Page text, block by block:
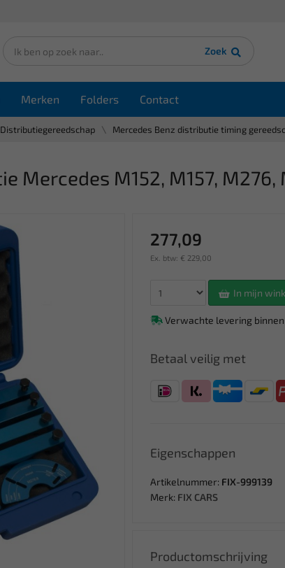
Zoek
Merken Folders Contact
Distributiegereedschap Mercedes Benz distributie timing
Mercedes M152, M157, M276,
277,09
Ex. btw: € 229,00
In mijn
Verwachte levering
Betaal veilig met
Eigenschappen
Artikelnummer: FIX-999139
Merk: FIX CARS
Productomschrijving